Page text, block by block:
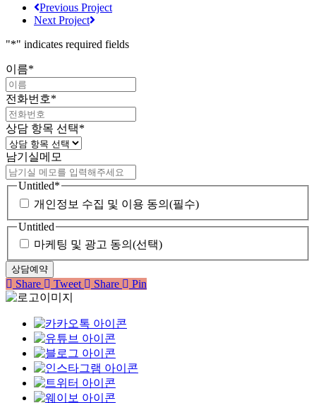
Previous Project
Next Project
"*" indicates required fields
이름*
전화번호*
상담 항목 선택*
남기실메모
Untitled*
개인정보 수집 및 이용 동의(필수)
Untitled
마케팅 및 광고 동의(선택)
Share Tweet Share Pin